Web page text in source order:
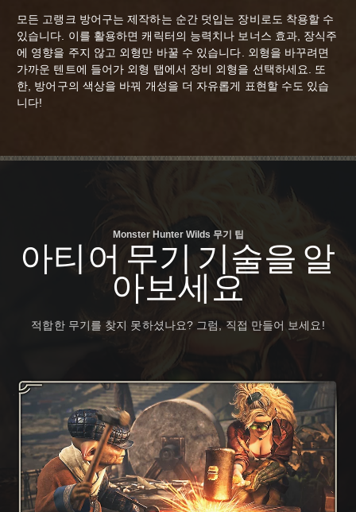
모든 고랭크 방어구는 제작하는 순간 덧입는 장비로도 착용할 수
있습니다. 이를 활용하면 캐릭터의 능력치나 보너스 효과, 장식주
에 영향을 주지 않고 외형만 바꿀 수 있습니다. 외형을 바꾸려면
가까운 텐트에 들어가 외형 탭에서 장비 외형을 선택하세요. 또
한, 방어구의 색상을 바꿔 개성을 더 자유롭게 표현할 수도 있습
니다!
Monster Hunter Wilds 무기 팁
아티어 무기 기술을 알
아보세요
적합한 무기를 찾지 못하셨나요? 그럼, 직접 만들어 보세요!